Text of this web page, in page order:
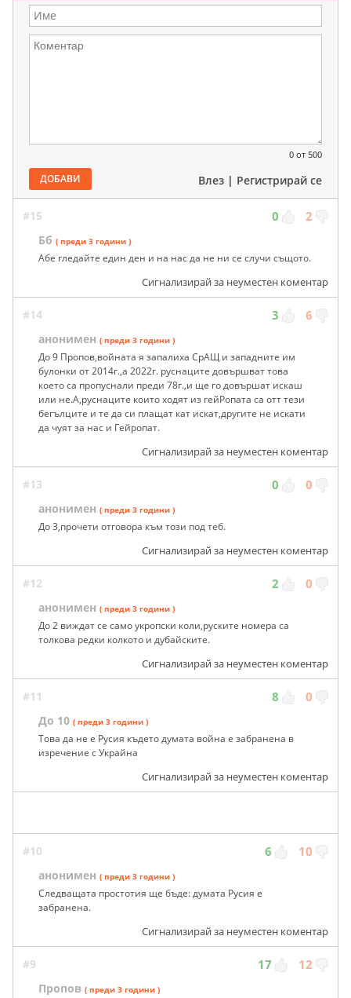
0 от 500
ДОБАВИ Влез | Регистрирай се
#15 0 2
Бб ( преди 3 години )
Абе гледайте един ден и на нас да не ни се случи същото.
Сигнализирай за неуместен коментар
#14 3 6
анонимен ( преди 3 години )
До 9 Пропов,войната я запалиха СрАЩ и западните им
булонки от 2014г.,а 2022г. руснаците довършват това
което са пропуснали преди 78г.,и ще го довършат искаш
или не.А,руснаците които ходят из гейРопата са отт тези
бегълците и те да си плащат кат искат,другите не искати
да чуят за нас и Гейропат.
Сигнализирай за неуместен коментар
#13 0 0
анонимен ( преди 3 години )
До 3,прочети отговора към този под теб.
Сигнализирай за неуместен коментар
#12 2 0
анонимен ( преди 3 години )
До 2 виждат се само укропски коли,руските номера са
толкова редки колкото и дубайските.
Сигнализирай за неуместен коментар
#11 8 0
До 10 ( преди 3 години )
Това да не е Русия където думата война е забранена в
изречение с Украйна
Сигнализирай за неуместен коментар
#10 6 10
анонимен ( преди 3 години )
Следващата простотия ще бъде: думата Русия е
забранена.
Сигнализирай за неуместен коментар
#9 17 12
Пропов ( преди 3 години )